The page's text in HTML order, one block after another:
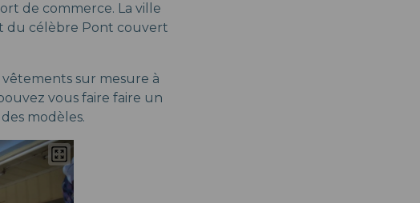
de commerce. La ville
du célèbre Pont couvert
sur mesure à
vous faire faire un
modèles.